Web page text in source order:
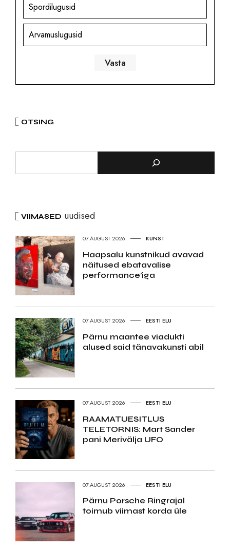
Spordilugusid
Arvamuslugusid
OTSING
VIIMASED uudised
07.AUGUST 2026 KUNST
Haapsalu kunstnikud avavad
näitused ebatavalise
performance’iga
07.AUGUST 2026 EESTI ELU
Pärnu maantee viadukti
alused said tänavakunsti abil
07.AUGUST 2026 EESTI ELU
RAAMATUESITLUS
TELETORNIS: Mart Sander
pani Merivälja UFO
07.AUGUST 2026 EESTI ELU
Pärnu Porsche Ringrajal
toimub viimast korda üle